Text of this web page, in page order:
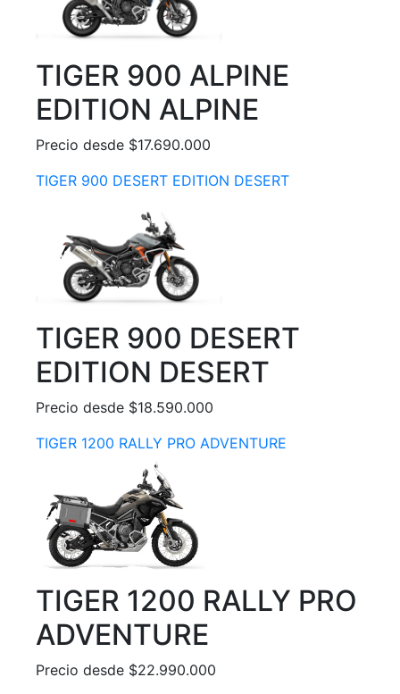
TIGER 900 ALPINE
EDITION ALPINE
Precio desde $17.690.000
TIGER 900 DESERT EDITION DESERT
TIGER 900 DESERT
EDITION DESERT
Precio desde $18.590.000
TIGER 1200 RALLY PRO ADVENTURE
TIGER 1200 RALLY PRO
ADVENTURE
Precio desde $22.990.000